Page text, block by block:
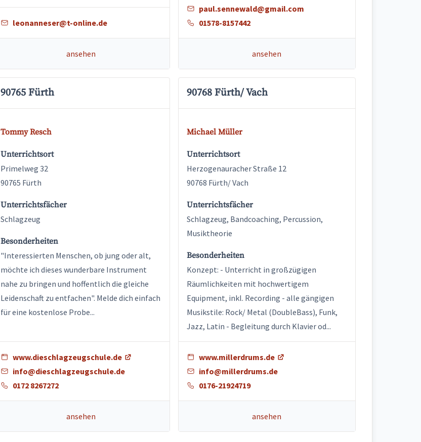
leonanneser@t-online.de
ansehen
paul.sennewald@gmail.com
01578-8157442
ansehen
90765 Fürth
Tommy Resch
Unterrichtsort
Primelweg 32
90765 Fürth
Unterrichtsfächer
Schlagzeug
Besonderheiten
"Interessierten Menschen, ob jung oder alt,
möchte ich dieses wunderbare Instrument
nahe zu bringen und hoffentlich die gleiche
Leidenschaft zu entfachen". Melde dich einfach
für eine kostenlose Probe...
www.dieschlagzeugschule.de
info@dieschlagzeugschule.de
0172 8267272
ansehen
90768 Fürth/ Vach
Michael Müller
Unterrichtsort
Herzogenauracher Straße 12
90768 Fürth/ Vach
Unterrichtsfächer
Schlagzeug, Bandcoaching, Percussion,
Musiktheorie
Besonderheiten
Konzept: - Unterricht in großzügigen
Räumlichkeiten mit hochwertigem
Equipment, inkl. Recording - alle gängigen
Musikstile: Rock/ Metal (DoubleBass), Funk,
Jazz, Latin - Begleitung durch Klavier od...
www.millerdrums.de
info@millerdrums.de
0176-21924719
ansehen